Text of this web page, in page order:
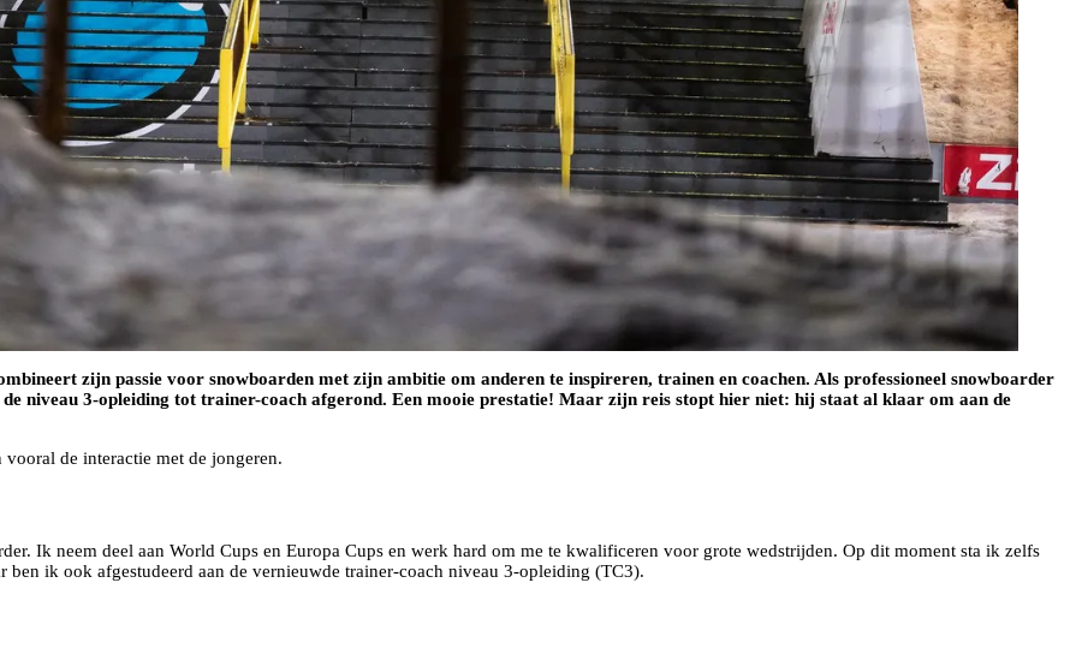
zijn passie voor snowboarden met zijn ambitie om anderen te inspireren, trainen en coachen. Als professioneel snowboarder
niveau 3-opleiding tot trainer-coach afgerond. Een mooie prestatie! Maar zijn reis stopt hier niet: hij staat al klaar om aan de
de interactie met de jongeren.
Ik neem deel aan World Cups en Europa Cups en werk hard om me te kwalificeren voor grote wedstrijden. Op dit moment sta ik zelfs
ik ook afgestudeerd aan de vernieuwde trainer-coach niveau 3-opleiding (TC3).